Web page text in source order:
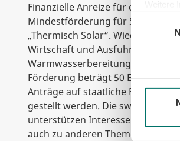
der
Finanzielle Anreize für die
Mindestförderung für
„Thermisch Solar“. Wieder in
Wirtschaft und Ausfuhrkontrolle
Warmwasserbereitung, zum
Förderung beträgt 50 Euro pro
Anträge auf staatliche Förderung
gestellt werden. Die swb-
unterstützen Interessenten
auch zu anderen Themen und